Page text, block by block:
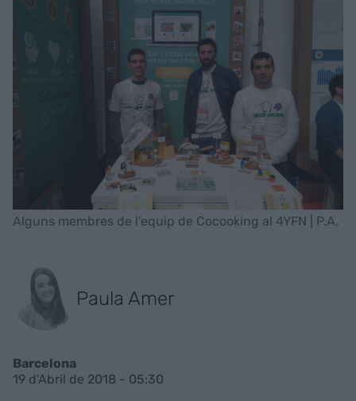
Alguns membres de l'equip de Cocooking al 4YFN | P.A.
Paula Amer
Barcelona
19 d'Abril de 2018 - 05:30